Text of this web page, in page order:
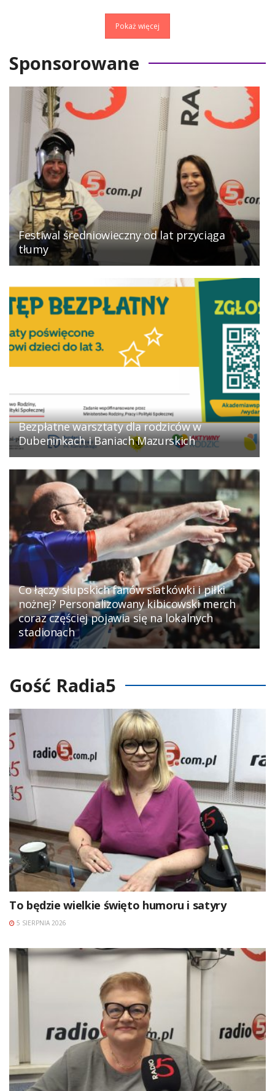
Pokaż więcej
Sponsorowane
Festiwal średniowieczny od lat przyciąga
tłumy
Bezpłatne warsztaty dla rodziców w
Dubeninkach i Baniach Mazurskich
Co łączy słupskich fanów siatkówki i piłki
nożnej? Personalizowany kibicowski merch
coraz częściej pojawia się na lokalnych
stadionach
Gość Radia5
To będzie wielkie święto humoru i satyry
5 SIERPNIA 2026